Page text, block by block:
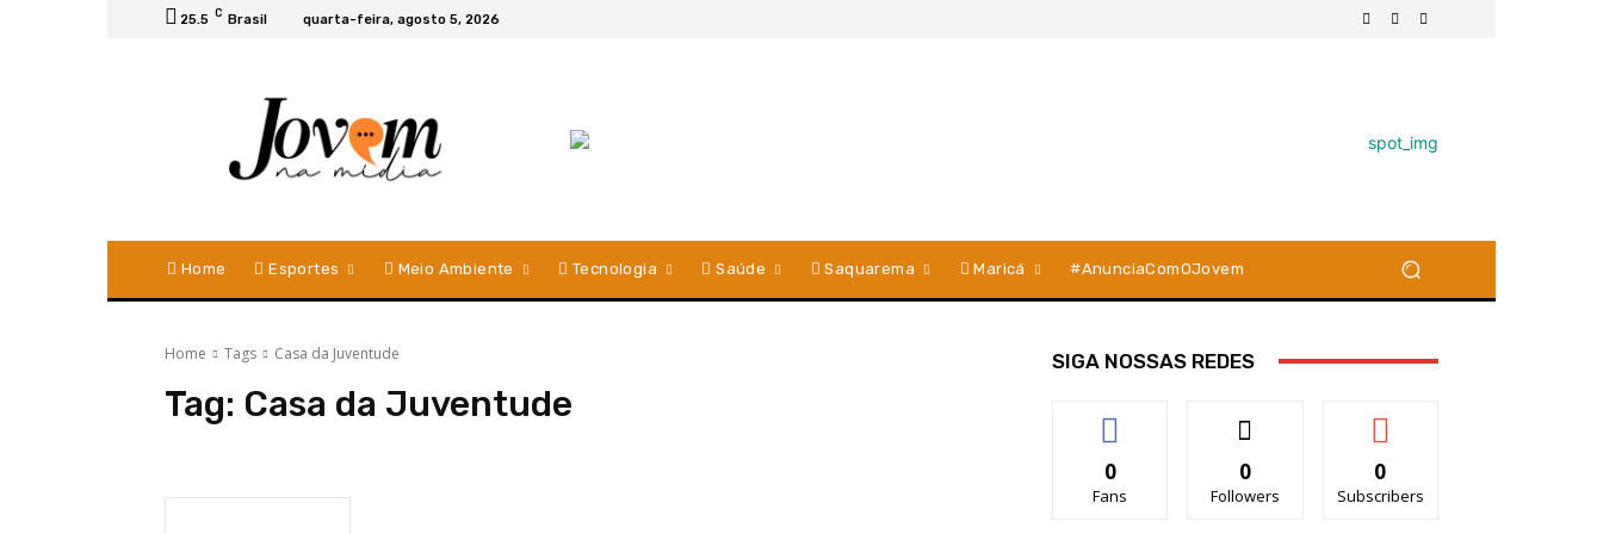
25.5 C Brasil quarta-feira, agosto 5, 2026
Home Esportes Meio Ambiente Tecnologia Saúde Saquarema Maricá #AnunciaComOJovem
Home Tags Casa da Juventude
Tag: Casa da Juventude
SIGA NOSSAS REDES
0
Fans
0
Followers
0
Subscribers